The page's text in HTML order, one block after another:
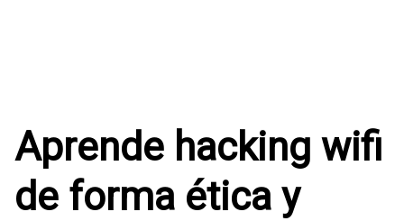
Aprende hacking wifi
de forma ética y